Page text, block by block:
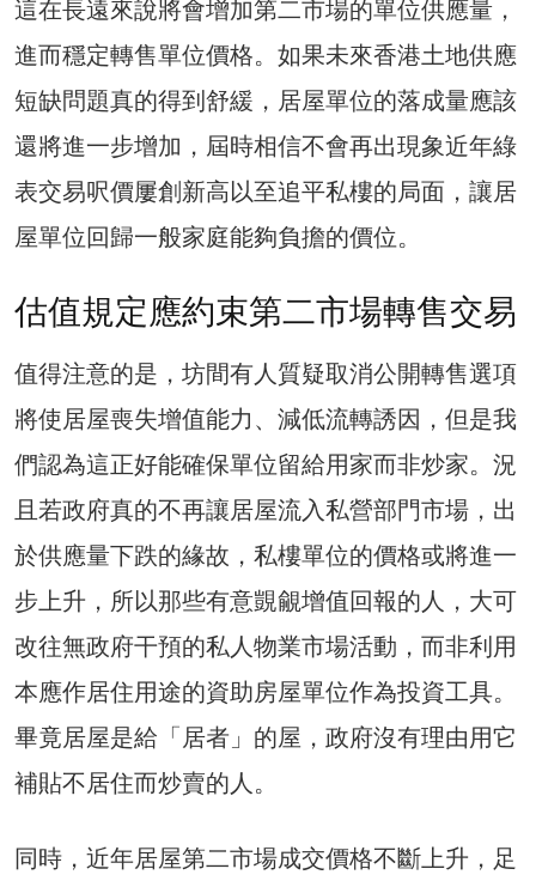
這在長遠來說將會增加第二市場的單位供應量，
進而穩定轉售單位價格。如果未來香港土地供應
短缺問題真的得到舒緩，居屋單位的落成量應該
還將進一步增加，屆時相信不會再出現象近年綠
表交易呎價屢創新高以至追平私樓的局面，讓居
屋單位回歸一般家庭能夠負擔的價位。
估值規定應約束第二市場轉售交易
值得注意的是，坊間有人質疑取消公開轉售選項
將使居屋喪失增值能力、減低流轉誘因，但是我
們認為這正好能確保單位留給用家而非炒家。況
且若政府真的不再讓居屋流入私營部門市場，出
於供應量下跌的緣故，私樓單位的價格或將進一
步上升，所以那些有意覬覦增值回報的人，大可
改往無政府干預的私人物業市場活動，而非利用
本應作居住用途的資助房屋單位作為投資工具。
畢竟居屋是給「居者」的屋，政府沒有理由用它
補貼不居住而炒賣的人。
同時，近年居屋第二市場成交價格不斷上升，足